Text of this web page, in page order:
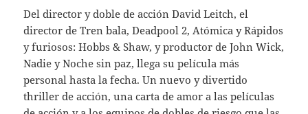
Del director y doble de acción David Leitch, el
director de Tren bala, Deadpool 2, Atómica y Rápidos
y furiosos: Hobbs & Shaw, y productor de John Wick,
Nadie y Noche sin paz, llega su película más
personal hasta la fecha. Un nuevo y divertido
thriller de acción, una carta de amor a las películas